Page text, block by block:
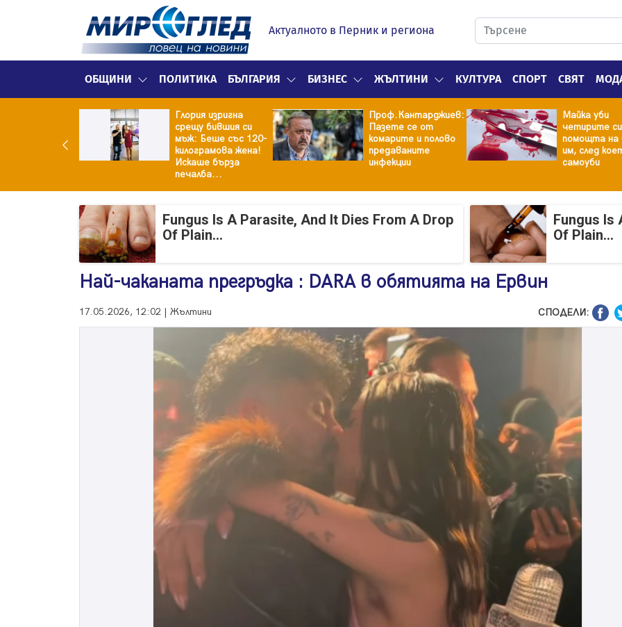
Актуалното в Перник и региона
ОБЩИНИ ПОЛИТИКА БЪЛГАРИЯ БИЗНЕС ЖЪЛТИНИ КУЛТУРА СПОРТ СВЯТ
Глория изригна
срещу бившия си
мъж: Беше със 120-
килограмова жена!
Искаше бърза
печалба...
Проф.Кантарджиев:
Пазете се от
комарите и полово
предаваните
инфекции
Майка уби
четирите
помощта на
им, след
самоуби
Fungus Is A Parasite, And It Dies From A Drop
Of Plain...
Fungus Is
Of Plain...
Най-чаканата прегръдка : DARA в обятията на Ервин
17.05.2026, 12:02 | Жълтини СПОДЕЛИ: